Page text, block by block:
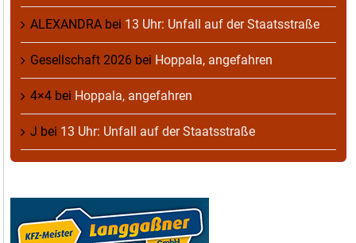
ALEXANDRA bei 13 Uhr: Unfall auf der Staatsstraße
Gesellschaft 2026 bei Hoppala, angefahren
4×4 bei Hoppala, angefahren
J bei 13 Uhr: Unfall auf der Staatsstraße